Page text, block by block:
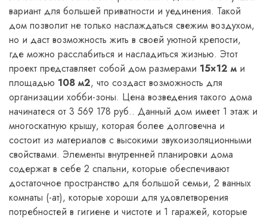
вариант для большей приватности и уединения. Такой
дом позволит не только наслаждаться свежим воздухом,
но и даст возможность жить в своей уютной крепости,
где можно расслабиться и насладиться жизнью. Этот
проект представляет собой дом размерами 15×12 м и
площадью 108 м2, что создаст возможность для
организации хобби-зоны. Цена возведения такого дома
начинатеся от 3 569 178 руб.. Данный дом имеет 1 этаж и
многоскатную крышу, которая более долговечна и
состоит из материалов с высокими звукоизоляционными
свойствами. Элементы внутренней планировки дома
содержат в себе 2 спальни, которые обеспечивают
достаточное пространство для большой семьи, 2 ванных
комнаты (-ат), которые хороши для удовлетворения
потребностей в гигиене и чистоте и 1 гаражей, которые